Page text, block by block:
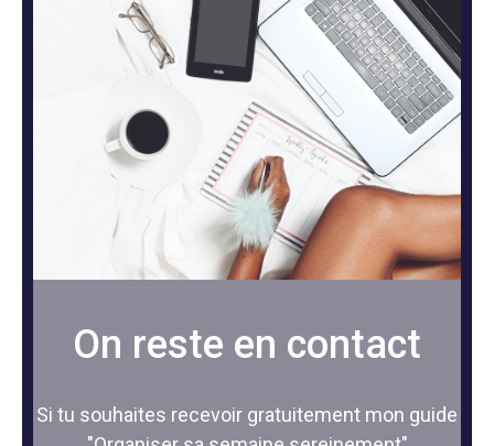
On reste en contact
Si tu souhaites recevoir gratuitement mon guide